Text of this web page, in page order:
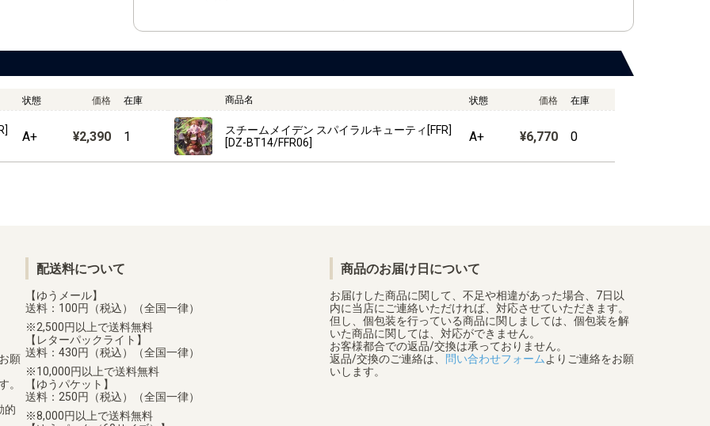
状態 価格 在庫
A+ ¥2,390 1
商品名 状態 価格 在庫
スチームメイデン スパイラルキューティ[FFR]
[DZ-BT14/FFR06]
A+ ¥6,770 0
願
。
的
配送料について
【ゆうメール】
送料：100円（税込）（全国一律）
2,500円以上で送料無料
【レターパックライト】
送料：430円（税込）（全国一律）
10,000円以上で送料無料
【ゆうパケット】
送料：250円（税込）（全国一律）
8,000円以上で送料無料
商品のお届け日について
お届けした商品に関して、不足や相違があった場合、7日以
内に当店にご連絡いただければ、対応させていただきます。
但し、個包装を行っている商品に関しましては、個包装を解
いた商品に関しては、対応ができません。
お客様都合での返品/交換は承っておりません。
返品/交換のご連絡は、
問い合わせフォーム よりご連絡をお願
いします。